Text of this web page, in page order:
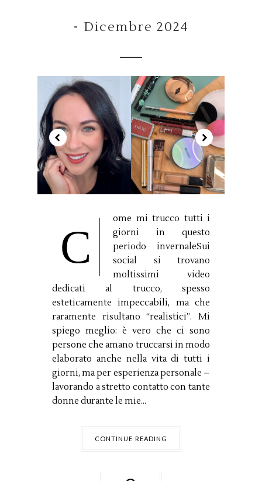
- Dicembre 2024
C
ome mi trucco tutti i
giorni in questo
periodo invernaleSui
social si trovano
moltissimi video
dedicati al trucco, spesso
esteticamente impeccabili, ma che
raramente risultano “realistici”. Mi
spiego meglio: è vero che ci sono
persone che amano truccarsi in modo
elaborato anche nella vita di tutti i
giorni, ma per esperienza personale –
lavorando a stretto contatto con tante
donne durante le mie...
CONTINUE READING